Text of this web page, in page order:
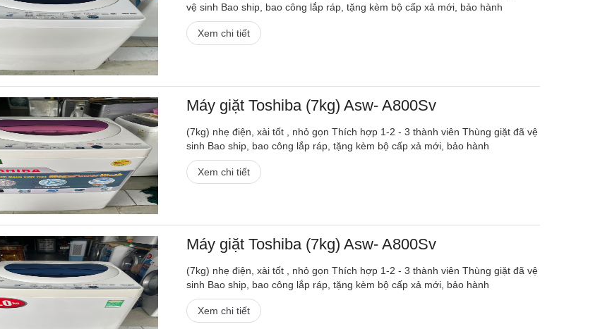
vệ sinh Bao ship, bao công lắp ráp, tặng kèm bộ cấp xả mới, bảo hành
Xem chi tiết
Máy giặt Toshiba (7kg) Asw- A800Sv
(7kg) nhẹ điện, xài tốt , nhỏ gọn Thích hợp 1-2 - 3 thành viên Thùng giặt đã vệ
sinh Bao ship, bao công lắp ráp, tặng kèm bộ cấp xả mới, bảo hành
Xem chi tiết
Máy giặt Toshiba (7kg) Asw- A800Sv
(7kg) nhẹ điện, xài tốt , nhỏ gọn Thích hợp 1-2 - 3 thành viên Thùng giặt đã vệ
sinh Bao ship, bao công lắp ráp, tặng kèm bộ cấp xả mới, bảo hành
Xem chi tiết